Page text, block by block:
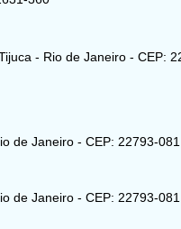
- Rio de Janeiro - CEP:
de Janeiro - CEP: 22793-081
de Janeiro - CEP: 22793-081